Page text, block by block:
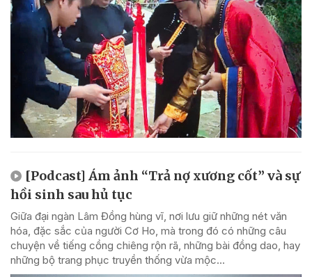
[Podcast] Ám ảnh “Trả nợ xương cốt” và sự
hồi sinh sau hủ tục
Giữa đại ngàn Lâm Đồng hùng vĩ, nơi lưu giữ những nét văn
hóa, đặc sắc của người Cơ Ho, mà trong đó có những câu
chuyện về tiếng cồng chiêng rộn rã, những bài đồng dao, hay
những bộ trang phục truyền thống vừa mộc...